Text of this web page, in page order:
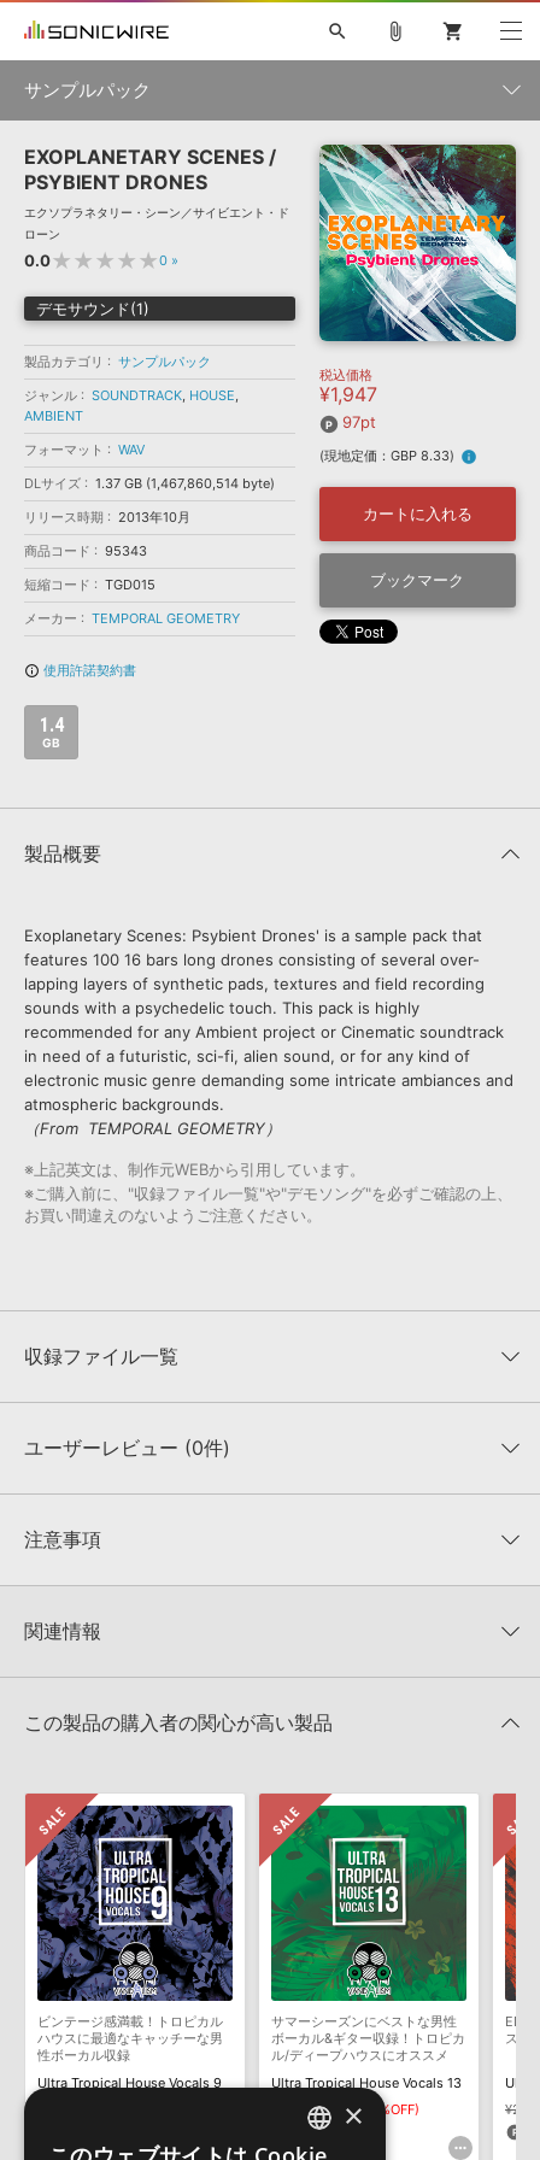
ソフト音源 »
プラグイン・エフェクト »
サンプルパック »
ソフトウェア／ツール »
DAW »
効果音 »
BGM »
キャンペーン »
ニュースレター »
SONICWIREブログ »
製品サポート情報 »
DTMガイド »
FAQ »
お問い合わせ »
音楽カード
楽曲配信流通 サービス
無償のサウンド管理ソフト
APS
search
初音ミク NT 鏡音リン・レン V4X 巡音ルカ V4X
MEIKO V3
KAITO V3
VOCALOID TOONTRACK
SPITFIRE AUDIO
VIENNA
EZ DRUMMER 3 SERUM
ライセンスフリーBGM
サンプルパックを試そう
ボーカル抜き出し
DUBSTEP
MUTANT
ROUTER.FM
SONOCA
ソフト音源 プラグイン・エフェクト
ソフトウェア／ツール 効果音
attach_file shopping_cart
サンプルパック
製品一覧
ジャンル
メーカー
フォーマット
ランキング
EXOPLANETARY SCENES /
PSYBIENT DRONES
エクソプラネタリー・シーン／サイビエント・ド
ローン
0.0★★★★★0 »
デモサウンド(1)
製品カテゴリ
サンプルパック
ジャンル
SOUNDTRACK, HOUSE,
AMBIENT
フォーマット
WAV
DLサイズ
1.37 GB (1,467,860,514 byte)
リリース時期
2013年10月
商品コード
95343
短縮コード
TGD015
メーカー
TEMPORAL GEOMETRY
info_outline 使用許諾契約書
1.4
GB
税込価格
¥1,947
97pt
(現地定価：GBP 8.33) info
カートに入れる
ブックマーク
製品概要
Exoplanetary Scenes: Psybient Drones' is a sample pack that
features 100 16 bars long drones consisting of several over-
lapping layers of synthetic pads, textures and field recording
sounds with a psychedelic touch. This pack is highly
recommended for any Ambient project or Cinematic soundtrack
in need of a futuristic, sci-fi, alien sound, or for any kind of
electronic music genre demanding some intricate ambiances and
atmospheric backgrounds.
（From TEMPORAL GEOMETRY）
※上記英文は、制作元WEBから引用しています。
※ご購入前に、"収録ファイル一覧"や"デモソング"を必ずご確認の上、
お買い間違えのないようご注意ください。
収録ファイル一覧
収録ファイル一覧
ユーザーレビュー (0件)
★★★★★
★5
★4
★1
注意事項
KONTAKTフォーマットは、
でお使いいただけます。無償版のKONTAKT PLAYERではお使いい
4GBを超えるデータに関するご注意：FAT32でフォーマットされた
きます際には、NTFSやHFS＋でフォーマットされたHDDをご用意
いただく必要がございます。
製品の購入手続き完了後、受注確認メールとシリアルナンバーをお
知らせするメールの2通が送信されます。メールに記載されており
ます説明に沿って、製品のダウンロード／導入を行って下さい。
サンプルパック製品には、原則として日本語版操作マニュアルをご
用意しておりません。ご購入後のご不明点や詳細に関するお問い合
わせなどはテクニカルサポート
までご連絡ください。
デモソングは、製品収録サウンドを使ってできることを紹介するた
めのデモンストレーション用の楽曲です。原則として、デモソング
そのものをお使いいただくことはできません。また、デモソングを
構成する全てのサウンドが、サンプルパックに含まれていることを
関連情報
この製品の購入者の関心が高い製品
ビンテージ感満載！トロピカル
ハウスに最適なキャッチーな男
性ボーカル収録
Ultra Tropical House Vocals 9
サマーシーズンにベストな男性
ボーカル&ギター収録！トロピカ
ル/ディープハウスにオススメ
Ultra Tropical House Vocals 13
¥2,332 ¥1,166(50%OFF)
58pt
スメ
Ultra
×